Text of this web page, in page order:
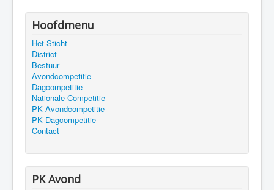
Hoofdmenu
Het Sticht
District
Bestuur
Avondcompetitie
Dagcompetitie
Nationale Competitie
PK Avondcompetitie
PK Dagcompetitie
Contact
PK Avond